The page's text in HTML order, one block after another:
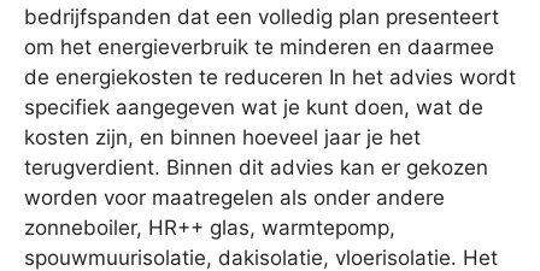
bedrijfspanden dat een volledig plan presenteert
om het energieverbruik te minderen en daarmee
de energiekosten te reduceren In het advies wordt
specifiek aangegeven wat je kunt doen, wat de
kosten zijn, en binnen hoeveel jaar je het
terugverdient. Binnen dit advies kan er gekozen
worden voor maatregelen als onder andere
zonneboiler, HR++ glas, warmtepomp,
spouwmuurisolatie, dakisolatie, vloerisolatie. Het